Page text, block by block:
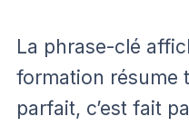
La phrase-clé
formation résume
parfait, c’est fait